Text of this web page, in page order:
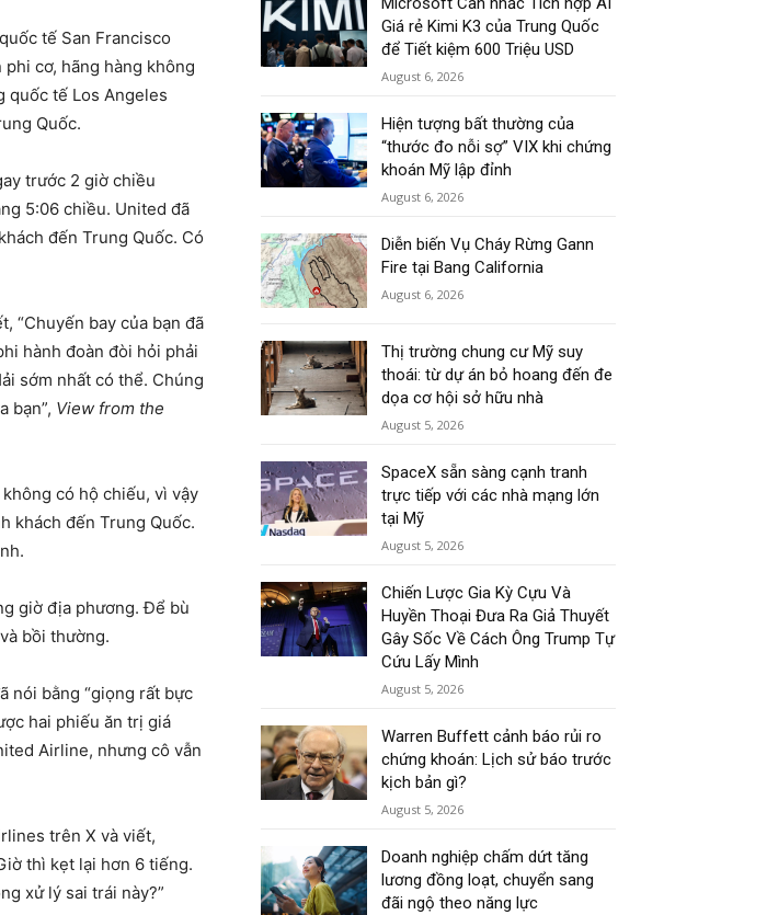
tế San Francisco
cơ, hãng hàng không
quốc tế Los Angeles
Quốc.
trước 2 giờ chiều
5:06 chiều. United đã
đến Trung Quốc. Có
“Chuyến bay của bạn đã
hành đoàn đòi hỏi phải
sớm nhất có thể. Chúng
bạn”, View from the
có hộ chiếu, vì vậy
khách đến Trung Quốc.
giờ địa phương. Để bù
bồi thường.
nói bằng “giọng rất bực
hai phiếu ăn trị giá
Airline, nhưng cô vẫn
trên X và viết,
thì kẹt lại hơn 6 tiếng.
xử lý sai trái này?”
Giá rẻ Kimi K3 của Trung Quốc
để Tiết kiệm 600 Triệu USD
August 6, 2026
Hiện tượng bất thường của
“thước đo nỗi sợ” VIX khi chứng
khoán Mỹ lập đỉnh
August 6, 2026
Diễn biến Vụ Cháy Rừng Gann
Fire tại Bang California
August 6, 2026
Thị trường chung cư Mỹ suy
thoái: từ dự án bỏ hoang đến đe
dọa cơ hội sở hữu nhà
August 5, 2026
SpaceX sẵn sàng cạnh tranh
trực tiếp với các nhà mạng lớn
tại Mỹ
August 5, 2026
Chiến Lược Gia Kỳ Cựu Và
Huyền Thoại Đưa Ra Giả Thuyết
Gây Sốc Về Cách Ông Trump Tự
Cứu Lấy Mình
August 5, 2026
Warren Buffett cảnh báo rủi ro
chứng khoán: Lịch sử báo trước
kịch bản gì?
August 5, 2026
Doanh nghiệp chấm dứt tăng
lương đồng loạt, chuyển sang
đãi ngộ theo năng lực